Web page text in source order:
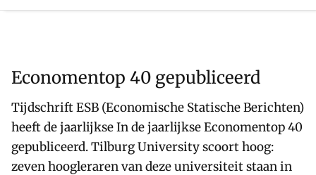
Economentop 40 gepubliceerd
Tijdschrift ESB (Economische Statische Berichten)
heeft de jaarlijkse In de jaarlijkse Economentop 40
gepubliceerd. Tilburg University scoort hoog:
zeven hoogleraren van deze universiteit staan in